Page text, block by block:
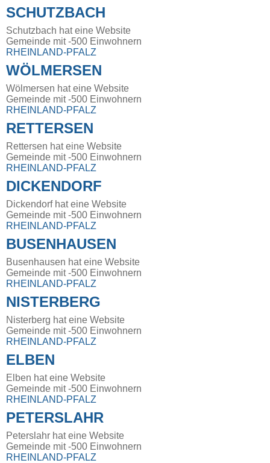
SCHUTZBACH
Schutzbach hat eine Website
Gemeinde mit -500 Einwohnern
RHEINLAND-PFALZ
WÖLMERSEN
Wölmersen hat eine Website
Gemeinde mit -500 Einwohnern
RHEINLAND-PFALZ
RETTERSEN
Rettersen hat eine Website
Gemeinde mit -500 Einwohnern
RHEINLAND-PFALZ
DICKENDORF
Dickendorf hat eine Website
Gemeinde mit -500 Einwohnern
RHEINLAND-PFALZ
BUSENHAUSEN
Busenhausen hat eine Website
Gemeinde mit -500 Einwohnern
RHEINLAND-PFALZ
NISTERBERG
Nisterberg hat eine Website
Gemeinde mit -500 Einwohnern
RHEINLAND-PFALZ
ELBEN
Elben hat eine Website
Gemeinde mit -500 Einwohnern
RHEINLAND-PFALZ
PETERSLAHR
Peterslahr hat eine Website
Gemeinde mit -500 Einwohnern
RHEINLAND-PFALZ